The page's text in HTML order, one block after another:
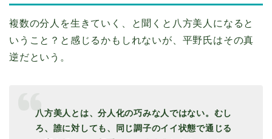
複数の分人を生きていく、と聞くと八方美人になると
いうこと？と感じるかもしれないが、平野氏はその真
逆だという。
八方美人とは、分人化の巧みな人ではない。むし
ろ、誰に対しても、同じ調子のイイ状態で通じる